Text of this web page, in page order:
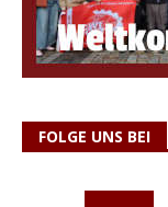
FOLGE UNS BEI